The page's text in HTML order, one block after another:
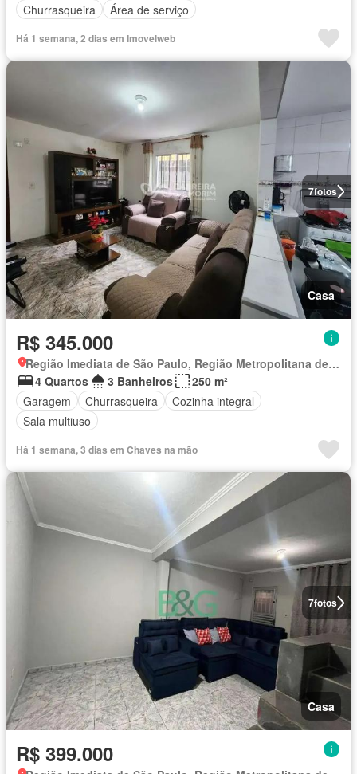
Churrasqueira
Área de serviço
Há 1 semana, 2 dias em Imovelweb
7fotos
Casa
R$ 345.000
Região Imediata de São Paulo, Região Metropolitana de São Paulo
4 Quartos
3 Banheiros
250 m²
Garagem
Churrasqueira
Cozinha integral
Sala multiuso
Há 1 semana, 3 dias em Chaves na mão
7fotos
Casa
R$ 399.000